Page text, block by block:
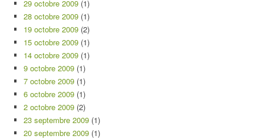
29 octobre 2009 (1)
28 octobre 2009 (1)
19 octobre 2009 (2)
15 octobre 2009 (1)
14 octobre 2009 (1)
9 octobre 2009 (1)
7 octobre 2009 (1)
6 octobre 2009 (1)
2 octobre 2009 (2)
23 septembre 2009 (1)
20 septembre 2009 (1)